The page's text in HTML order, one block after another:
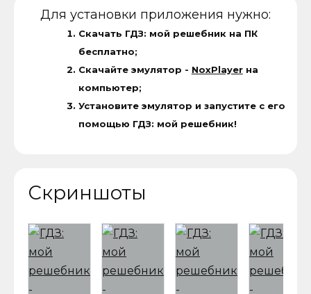
Для установки приложения нужно:
Скачать ГДЗ: мой решебник на ПК
бесплатно;
Скачайте эмулятор - NoxPlayerна
компьютер;
Установите эмулятор и запустите с его
помощью ГДЗ: мой решебник!
Скриншоты